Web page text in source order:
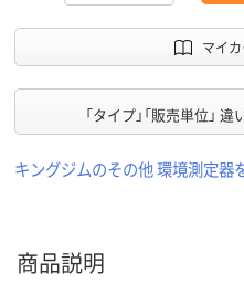
マイ
「タイプ」「販売単位」 違
キングジムのその他 環境測定器
商品説明